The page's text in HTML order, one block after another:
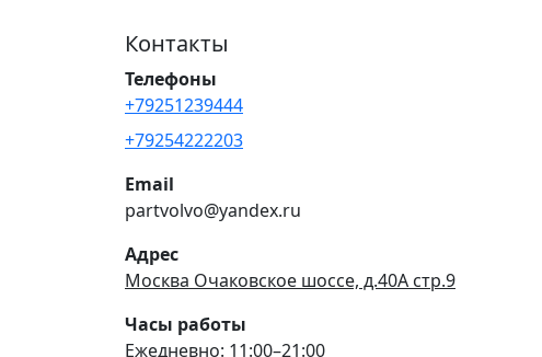
Контакты
Телефоны
+79251239444
+79254222203
Email
partvolvo@yandex.ru
Адрес
Москва Очаковское шоссе, д.40А стр.9
Часы работы
Ежедневно: 11:00–21:00